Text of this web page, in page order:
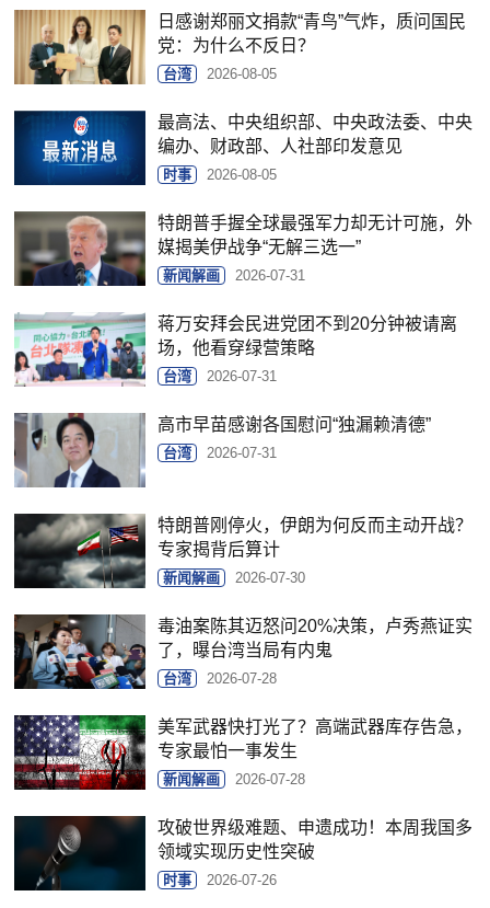
日感谢郑丽文捐款“青鸟”气炸，质问国民
党：为什么不反日？
台湾 2026-08-05
最高法、中央组织部、中央政法委、中央
编办、财政部、人社部印发意见
时事 2026-08-05
特朗普手握全球最强军力却无计可施，外
媒揭美伊战争“无解三选一”
新闻解画 2026-07-31
蒋万安拜会民进党团不到20分钟被请离
场，他看穿绿营策略
台湾 2026-07-31
高市早苗感谢各国慰问“独漏赖清德”
台湾 2026-07-31
特朗普刚停火，伊朗为何反而主动开战？
专家揭背后算计
新闻解画 2026-07-30
毒油案陈其迈怒问20%决策，卢秀燕证实
了，曝台湾当局有内鬼
台湾 2026-07-28
美军武器快打光了？高端武器库存告急，
专家最怕一事发生
新闻解画 2026-07-28
攻破世界级难题、申遗成功！本周我国多
领域实现历史性突破
时事 2026-07-26